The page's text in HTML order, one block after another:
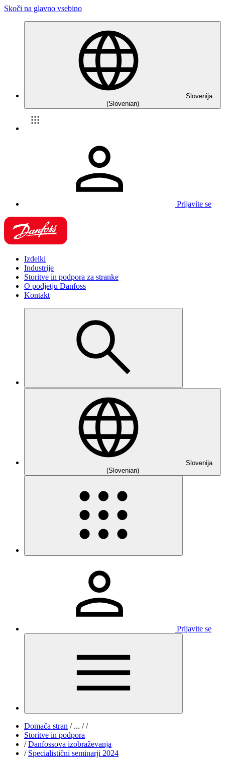
Skoči na glavno vsebino
Slovenija
(Slovenian)
Prijavite se
Izdelki
Industrije
Storitve in podpora za stranke
O podjetju Danfoss
Kontakt
Slovenija
(Slovenian)
Prijavite se
Domača stran /... / /
Storitve in podpora
/ Danfossova izobraževanja
/ Specialistični seminarji 2024